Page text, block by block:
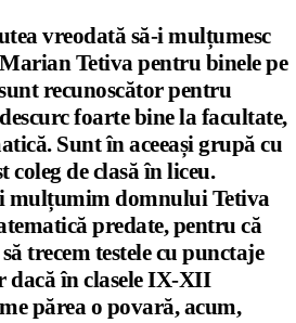
vreodată să-i mulțumesc
Tetiva pentru binele pe
recunoscător pentru
foarte bine la facultate,
Sunt în aceeași grupă cu
coleg de clasă în liceu.
mulțumim domnului Tetiva
predate, pentru că
trecem testele cu punctaje
dacă în clasele IX-XII
părea o povară, acum,